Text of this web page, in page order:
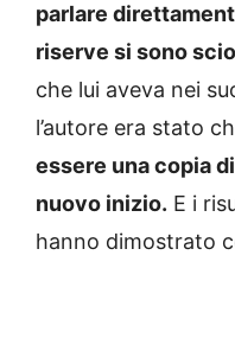
parlare
riserve si sono
che lui aveva nei
l’autore era stato
essere una copia
nuovo inizio. E i
hanno dimostrato